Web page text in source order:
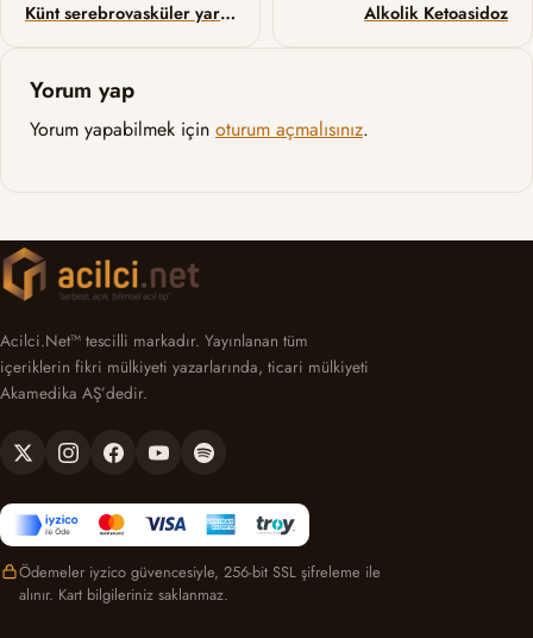
Künt serebrovasküler yaralanma – Spot bilgiler Alkolik Ketoasidoz
Yorum yap
Yorum yapabilmek için oturum açmalısınız.
Acilci.Net™ tescilli markadır. Yayınlanan tüm
içeriklerin fikri mülkiyeti yazarlarında, ticari mülkiyeti
Akamedika AŞ’dedir.
Ödemeler iyzico güvencesiyle, 256-bit SSL şifreleme ile
alınır. Kart bilgileriniz saklanmaz.